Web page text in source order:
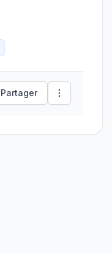
Partager